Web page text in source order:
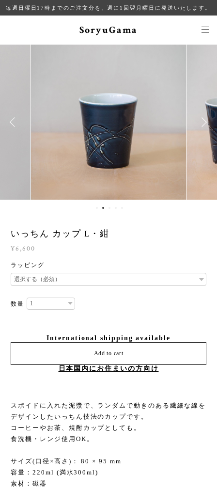
毎週日曜日17時までのご注文分を、週に1回翌月曜日に発送いたします。
SoryuGama
いっちん カップ L・紺
¥6,600
ラッピング
数量
International shipping available
Add to cart
日本国内にお住まいの方向け
スポイドに入れた泥漿で、ランダムで動きのある繊細な線を
デザインしたいっちん技法のカップです。
コーヒーやお茶、焼酎カップとしても。
食洗機・レンジ使用OK。
サイズ(口径×高さ)： 80 × 95 mm
容量：220ml (満水300ml)
素材：磁器